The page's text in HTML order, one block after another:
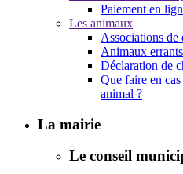
Paiement en
Les animaux
Associations de
Animaux errants
Déclaration de
Que faire en
animal ?
La mairie
Le conseil